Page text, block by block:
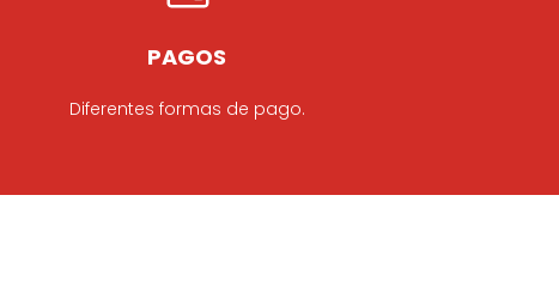
PAGOS
Diferentes formas de pago.